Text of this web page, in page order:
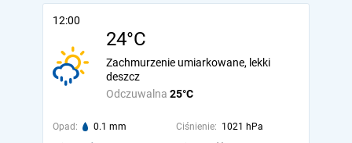
12:00
24°C
Odczuwalna 25°C
Zachmurzenie umiarkowane, lekki
deszcz
Opad: 0.1 mm Ciśnienie: 1021 hPa